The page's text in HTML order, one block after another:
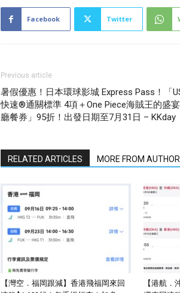
Facebook Twitter
Previous article
暑假優惠！日本環球影城 Express Pass！「
快速®通關標準 4項＋One Piece海賊王的盛
廳餐券」95折！出發日期至7月31日 – KKday
RELATED ARTICLES MORE FROM AUTHOR
【灣空．福岡跟減】香港飛福岡來回
【港航．